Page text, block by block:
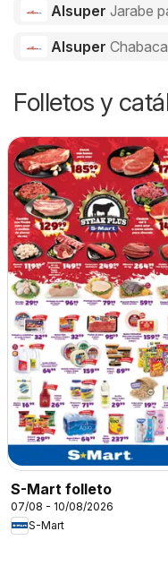
Alsuper Jarabe
Alsuper
Folletos y
S-Mart folleto
07/08 - 10/08/2026
S-Mart